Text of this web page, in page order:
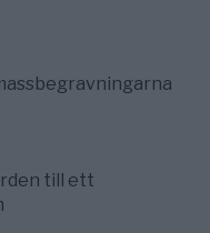
till ett